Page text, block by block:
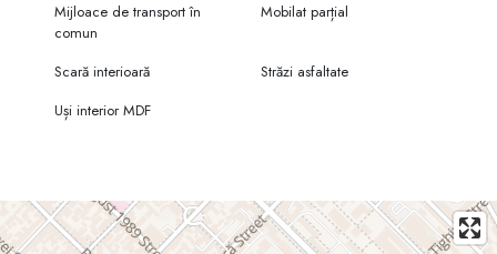
Mijloace de transport în
comun
Mobilat parțial
Scară interioară
Străzi asfaltate
Uși interior MDF